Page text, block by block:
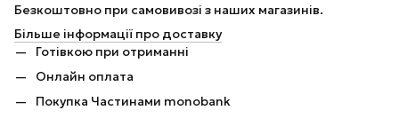
Безкоштовно при самовивозі з наших магазинів.
Більше інформації про доставку
Готівкою при отриманні
Онлайн оплата
Покупка Частинами monobank